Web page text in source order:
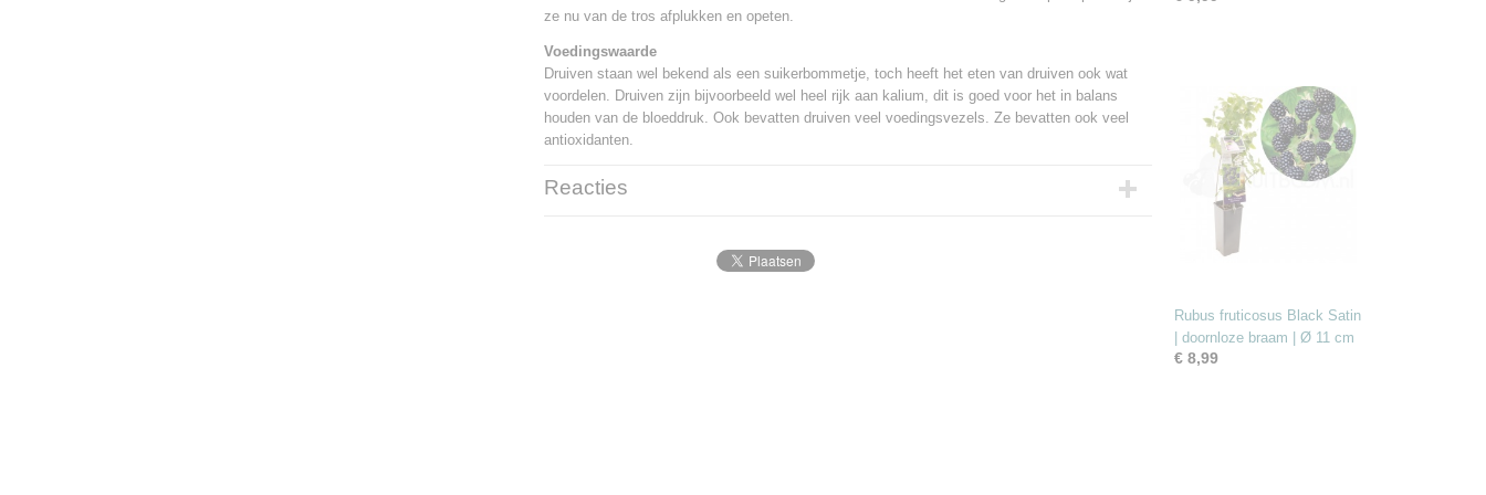
ze nu van de tros afplukken en opeten.
Voedingswaarde
Druiven staan wel bekend als een suikerbommetje, toch heeft het eten van druiven ook wat
voordelen. Druiven zijn bijvoorbeeld wel heel rijk aan kalium, dit is goed voor het in balans
houden van de bloeddruk. Ook bevatten druiven veel voedingsvezels. Ze bevatten ook veel
antioxidanten.
Reacties
Rubus fruticosus Black Satin
| doornloze braam | Ø 11 cm
€ 8,99